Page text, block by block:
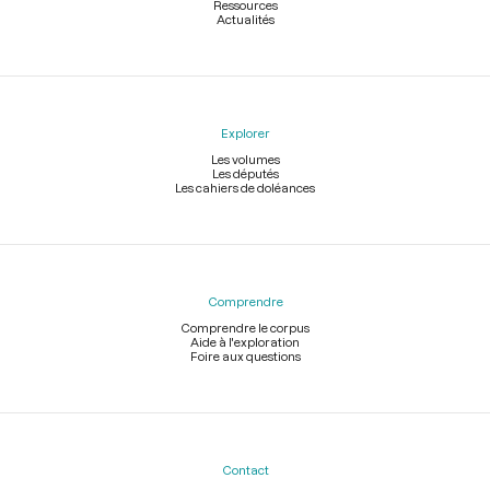
Ressources
Actualités
Explorer
Les volumes
Les députés
Les cahiers de doléances
Comprendre
Comprendre le corpus
Aide à l'exploration
Foire aux questions
Contact